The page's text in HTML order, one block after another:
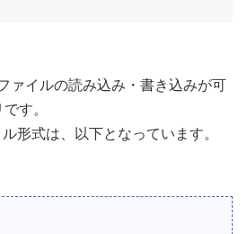
ァイルの読み込み・書き込みが可
す。
形式は、以下となっています。